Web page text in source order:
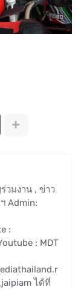
วมงาน , ข่าว
Admin:
:
: MDT
ได้ที่